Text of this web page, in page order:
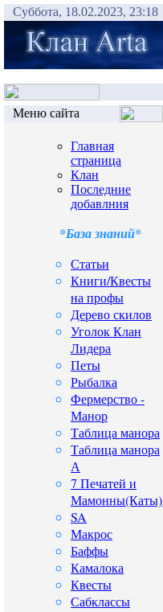
Суббота, 18.02.2023, 23:18
Меню сайта
Главная
страница
Клан
Последние
добавлния
*База знаний*
Статьи
Книги/Квесты
на профы
Дерево скилов
Уголок Клан
Лидера
Петы
Рыбалка
Фермерство -
Манор
Таблица манора
Таблица манора
А
7 Печатей и
Мамонны(Каты)
SA
Макрос
Баффы
Камалока
Квесты
Сабклассы